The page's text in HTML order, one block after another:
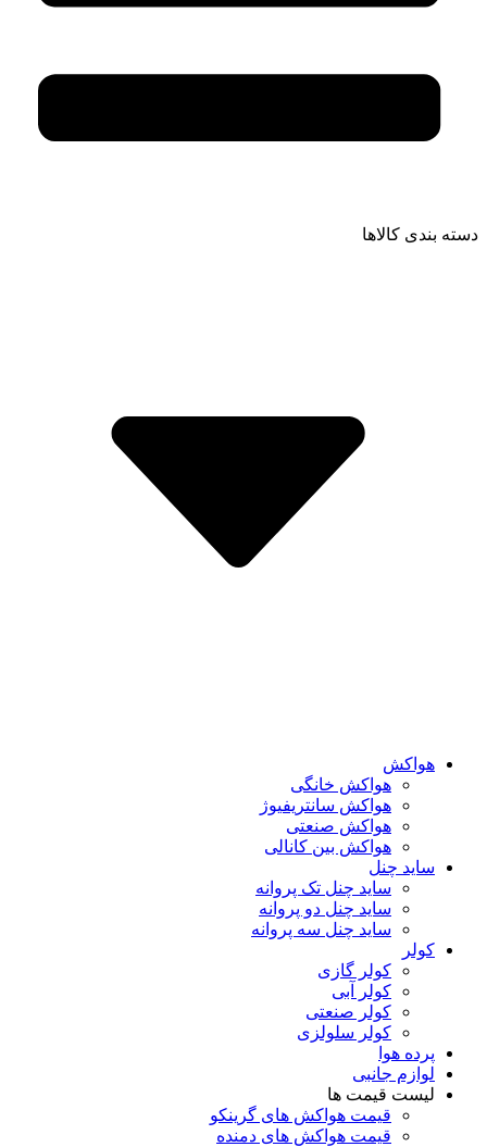
دسته بندی کالاها
هواکش
هواکش خانگی
هواکش سانتریفیوژ
هواکش صنعتی
هواکش بین کانالی
ساید چنل
ساید چنل تک پروانه
ساید چنل دو پروانه
ساید چنل سه پروانه
کولر
کولر گازی
کولر آبی
کولر صنعتی
کولر سلولزی
پرده هوا
لوازم جانبی
لیست قیمت ها
قیمت هواکش های گرینکو
قیمت هواکش های دمنده